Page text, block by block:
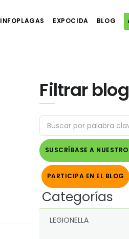
INFOPLAGAS EXPOCIDA BLOG
Filtrar
SUSCRÍBASE A
PARTICIPA EN EL BLOG
Categorías
LEGIONELLA